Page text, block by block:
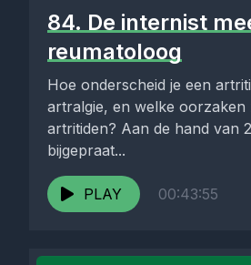
84. De internist
reumatoloog
Hoe onderscheid je een
artralgie, en welke oorzaken
artritiden? Aan de hand van
bijgepraat...
PLAY 00:43:55